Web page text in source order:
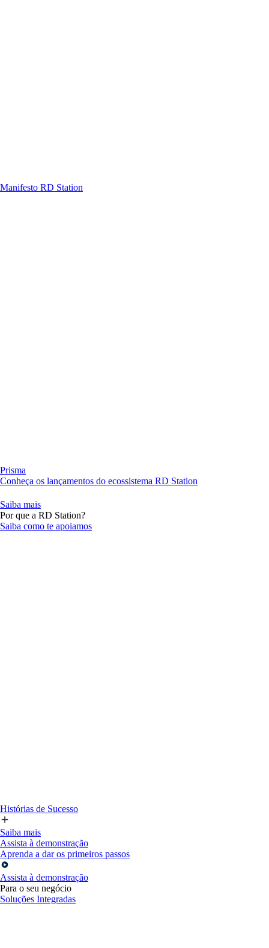
Manifesto RD Station
Prisma
Conheça os lançamentos do ecossistema RD Station
Saiba mais
Por que a RD Station?
Saiba como te apoiamos
Histórias de Sucesso
Saiba mais
Assista à demonstração
Aprenda a dar os primeiros passos
Assista à demonstração
Para o seu negócio
Soluções Integradas